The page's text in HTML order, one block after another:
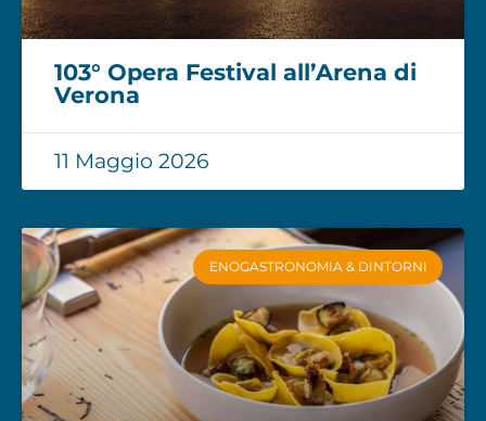
103° Opera Festival all’Arena di
Verona
11 Maggio 2026
ENOGASTRONOMIA & DINTORNI